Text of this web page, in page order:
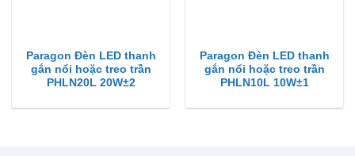
Paragon Đèn LED thanh
gắn nổi hoặc treo trần
PHLN20L 20W±2
Paragon Đèn LED thanh
gắn nổi hoặc treo trần
PHLN10L 10W±1